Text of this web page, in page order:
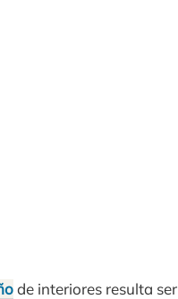
de interiores resulta